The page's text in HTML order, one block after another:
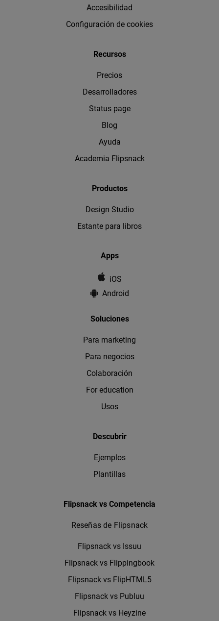
Accesibilidad
Configuración de cookies
Recursos
Precios
Desarrolladores
Status page
Blog
Ayuda
Academia Flipsnack
Productos
Design Studio
Estante para libros
Apps
iOS
Android
Soluciones
Para marketing
Para negocios
Colaboración
For education
Usos
Descubrir
Ejemplos
Plantillas
Flipsnack vs Competencia
Reseñas de Flipsnack
Flipsnack vs Issuu
Flipsnack vs Flippingbook
Flipsnack vs FlipHTML5
Flipsnack vs Publuu
Flipsnack vs Heyzine